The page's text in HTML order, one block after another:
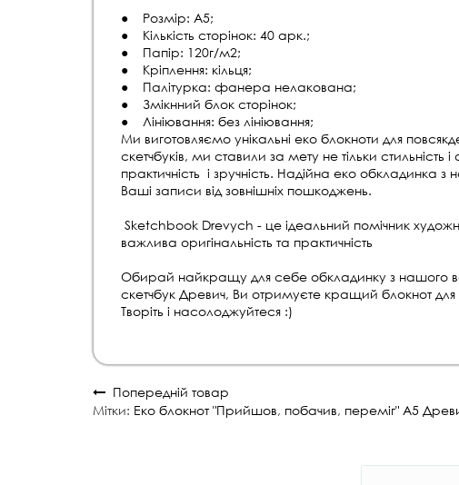
● Розмір: А5;
● Кількість сторінок: 40 арк.;
● Папір: 120г/м2;
● Кріплення: кільця;
● Палітурка: фанера нелакована;
● Змікнний блок сторінок;
● Лініювання: без лініювання;
Ми виготовляємо унікальні еко блокноти для
скетчбуків, ми ставили за мету не тільки стильність
практичність і зручність. Надійна еко обкладинка
Ваші записи від зовнішніх пошкоджень.
Sketchbook Drevych - це ідеальний помічник
важлива оригінальність та практичність
Обирай найкращу для себе обкладинку з нашого
скетчбук Древич, Ви отримуєте кращий блокнот
Творіть і насолоджуйтеся :)
Попередній товар
Мітки: Еко блокнот "Прийшов, побачив, переміг" А5